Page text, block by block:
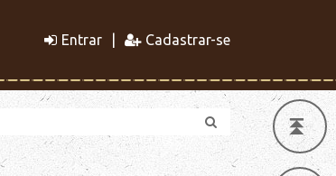
Entrar Cadastrar-se